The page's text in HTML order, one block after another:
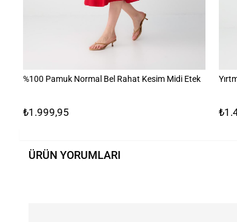
%100 Pamuk Normal Bel Rahat Kesim Midi Etek
₺1.999,95
ÜRÜN YORUMLARI